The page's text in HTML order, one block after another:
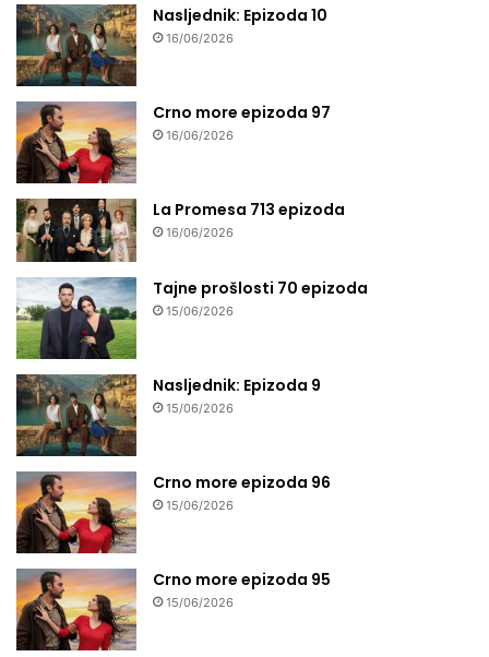
Nasljednik: Epizoda 10
16/06/2026
Crno more epizoda 97
16/06/2026
La Promesa 713 epizoda
16/06/2026
Tajne prošlosti 70 epizoda
15/06/2026
Nasljednik: Epizoda 9
15/06/2026
Crno more epizoda 96
15/06/2026
Crno more epizoda 95
15/06/2026